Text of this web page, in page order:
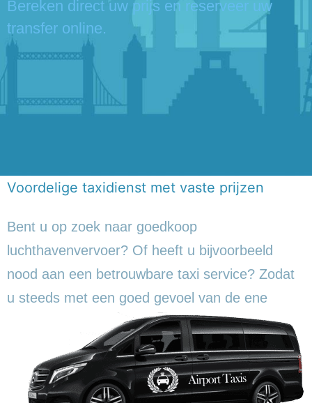
Bereken direct uw prijs en reserveer uw
transfer online.
Voordelige taxidienst met vaste prijzen
Bent u op zoek naar goedkoop
luchthavenvervoer? Of heeft u bijvoorbeeld
nood aan een betrouwbare taxi service? Zodat
u steeds met een goed gevoel van de ene